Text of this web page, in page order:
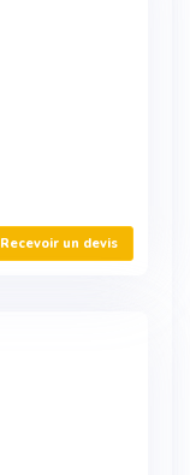
Recevoir un devis